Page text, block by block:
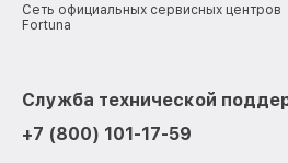
Сеть официальных сервисных центров
Fortuna
Служба технической
+7 (800) 101-17-59